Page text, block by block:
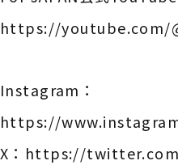
https://youtube.com/
Instagram：
https://
X： https://